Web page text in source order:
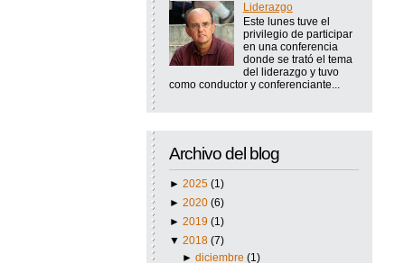
Liderazgo
Este lunes tuve el
privilegio de participar
en una conferencia
donde se trató el tema
del liderazgo y tuvo
como conductor y conferenciante...
Archivo del blog
► 2025 (1)
► 2020 (6)
► 2019 (1)
▼ 2018 (7)
►diciembre(1)